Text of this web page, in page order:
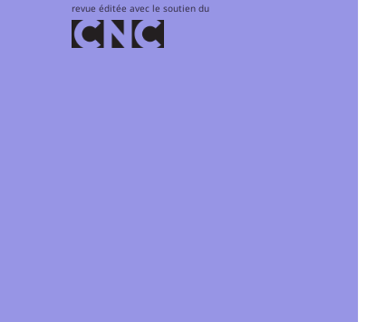
revue éditée avec le soutien du